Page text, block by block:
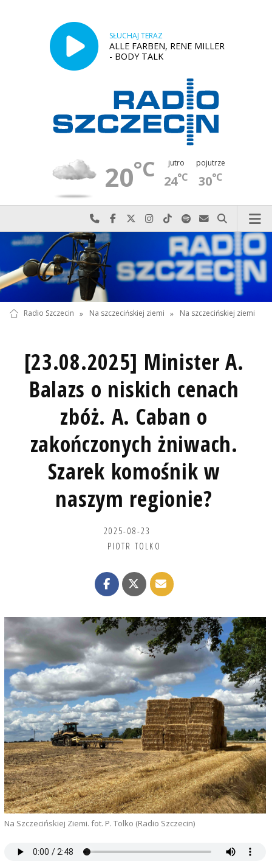
SŁUCHAJ TERAZ
ALLE FARBEN, RENE MILLER
- BODY TALK
20°C jutro
24°C
pojutrze
30°C
Najlepiej po prostu do nas zadzwoń
Odwiedź nas na Facebook-u
Odwiedź nas na X
Odwiedź nas na Instagram-ie
Odwiedź nas na TikTok-u
Szukaj nas na Spotify
Wyślij do nas
Szukaj
Radio Szczecin » Na szczecińskiej ziemi » Na szczecińskiej ziemi
[23.08.2025] Minister A.
Balazs o niskich cenach
zbóż. A. Caban o
zakończonych żniwach.
Szarek komośnik w
naszym regionie?
2025-08-23
PIOTR TOLKO
Na Szczecińskiej Ziemi. fot. P. Tolko (Radio Szczecin)